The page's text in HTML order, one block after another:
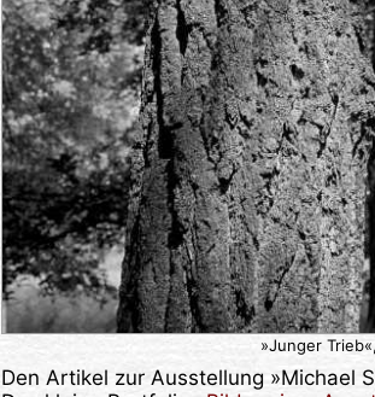
»Junger
Den Artikel zur Ausstellung »Michael